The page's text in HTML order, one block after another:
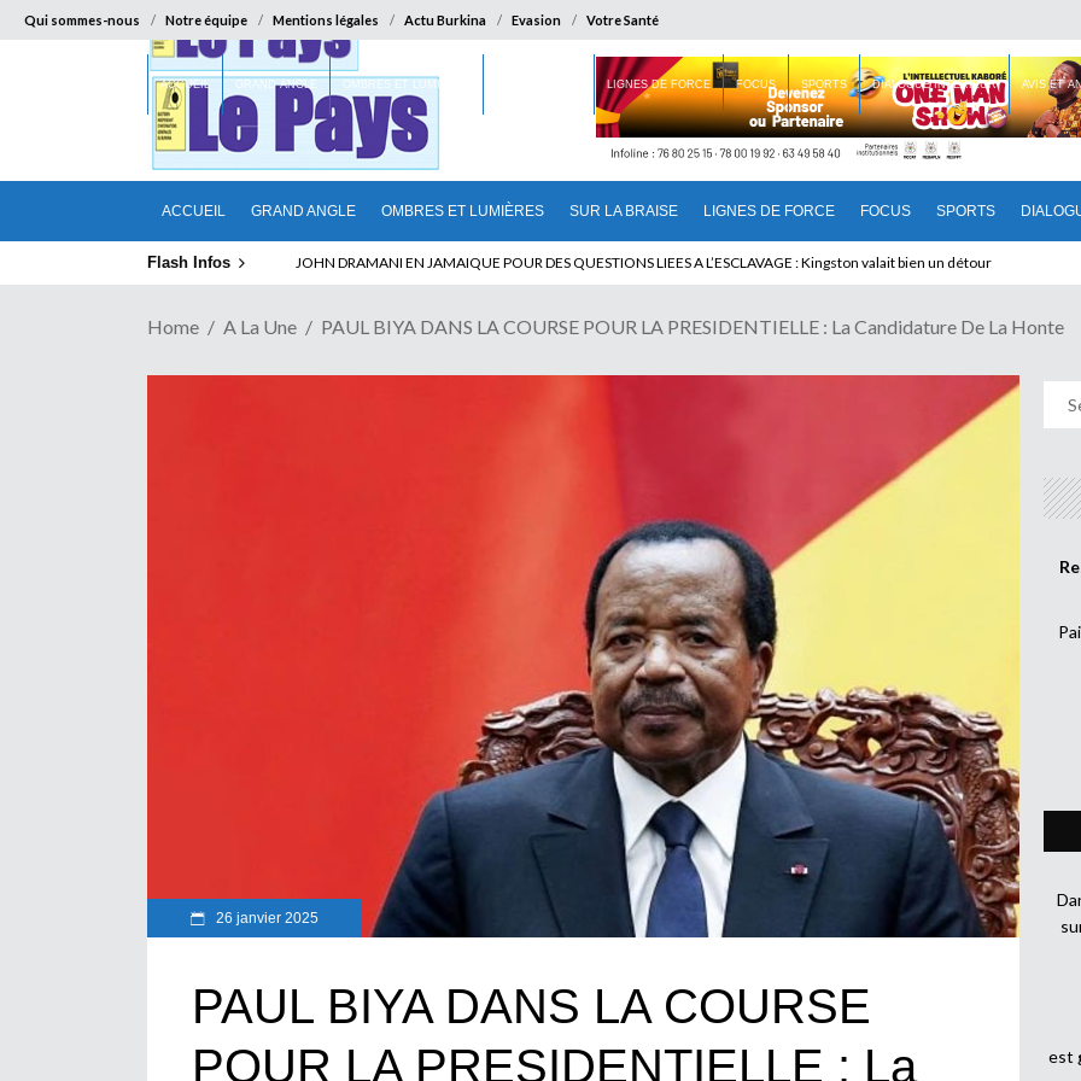
Qui sommes-nous Notre équipe Mentions légales Actu Burkina Evasion Votre Santé
ACCUEIL GRAND ANGLE OMBRES ET LUMIÈRES SUR LA BRAISE LIGNES DE FORCE FOCUS SPORTS
ACCUEIL GRAND ANGLE OMBRES ET LUMIÈRES LIGNES DE FORCE FOCUS SPORTS DIALOGUE INTERIEUR AVIS ET
Flash Infos ELECTION DE TALON A LA TETE DU SENAT BENINOIS : Quand Patrice quitte le pouvoir sans partir !
Home A La Une PAUL BIYA DANS LA COURSE POUR LA PRESIDENTIELLE : La Candidature De La Honte
26 janvier 2025
PAUL BIYA DANS LA COURSE
POUR LA PRESIDENTIELLE : La
est